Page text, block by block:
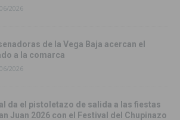
2026
de la Vega Baja acercan el
a la comarca
2026
da el pistoletazo de salida a las fiestas
Juan 2026 con el Festival del Chupinazo